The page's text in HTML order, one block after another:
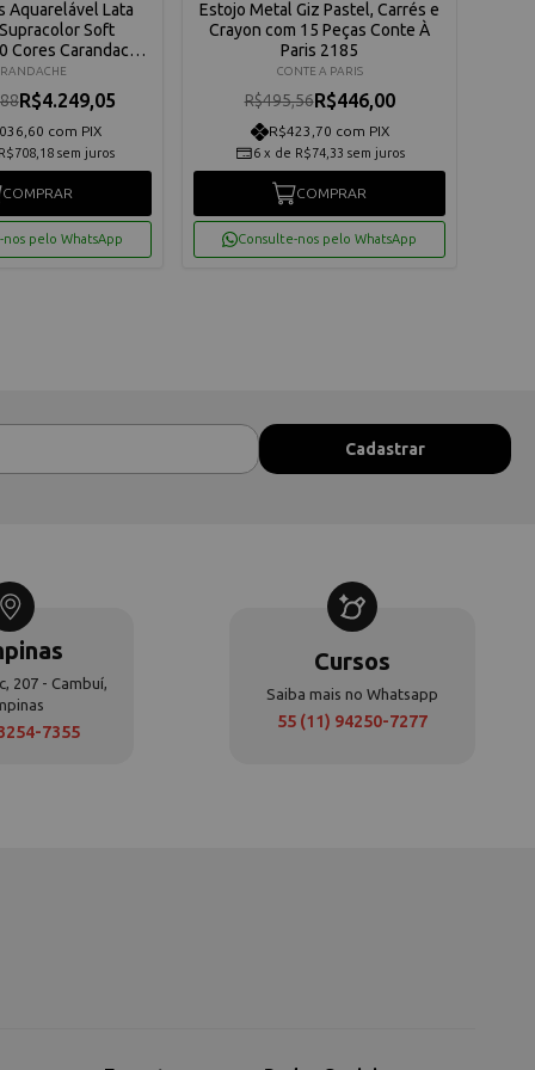
Aquarelável Lata
Soft
Cores Carandache
R$4.249,05
com PIX
R$708,18 sem juros
COMPRAR
nos pelo WhatsApp
Estojo Metal Giz Pastel, Carrés e
Crayon com 15 Peças Conte À
Paris 2185
CONTE A PARIS
R$495,56R$446,00
R$423,70 com PIX
6 x de R$74,33 sem juros
COMPRAR
Consulte-nos pelo WhatsApp
207 - Cambuí,
7355
Cursos
Saiba mais no Whatsapp
55 (11) 94250-7277